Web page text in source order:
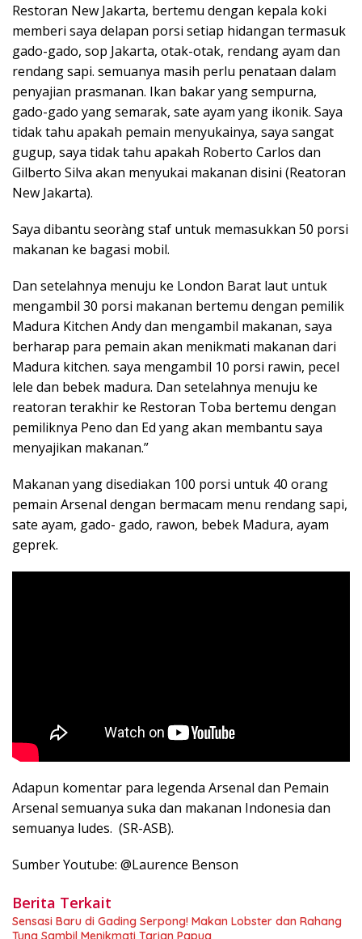
Restoran New Jakarta, bertemu dengan kepala koki
memberi saya delapan porsi setiap hidangan termasuk
gado-gado, sop Jakarta, otak-otak, rendang ayam dan
rendang sapi. semuanya masih perlu penataan dalam
penyajian prasmanan. Ikan bakar yang sempurna,
gado-gado yang semarak, sate ayam yang ikonik. Saya
tidak tahu apakah pemain menyukainya, saya sangat
gugup, saya tidak tahu apakah Roberto Carlos dan
Gilberto Silva akan menyukai makanan disini (Reatoran
New Jakarta).
Saya dibantu seoràng staf untuk memasukkan 50 porsi
makanan ke bagasi mobil.
Dan setelahnya menuju ke London Barat laut untuk
mengambil 30 porsi makanan bertemu dengan pemilik
Madura Kitchen Andy dan mengambil makanan, saya
berharap para pemain akan menikmati makanan dari
Madura kitchen. saya mengambil 10 porsi rawin, pecel
lele dan bebek madura. Dan setelahnya menuju ke
reatoran terakhir ke Restoran Toba bertemu dengan
pemiliknya Peno dan Ed yang akan membantu saya
menyajikan makanan.”
Makanan yang disediakan 100 porsi untuk 40 orang
pemain Arsenal dengan bermacam menu rendang sapi,
sate ayam, gado- gado, rawon, bebek Madura, ayam
geprek.
Adapun komentar para legenda Arsenal dan Pemain
Arsenal semuanya suka dan makanan Indonesia dan
semuanya ludes. (SR-ASB).
Sumber Youtube: @Laurence Benson
Berita Terkait
Sensasi Baru di Gading Serpong! Makan Lobster dan Rahang
Tuna Sambil Menikmati Tarian Papua